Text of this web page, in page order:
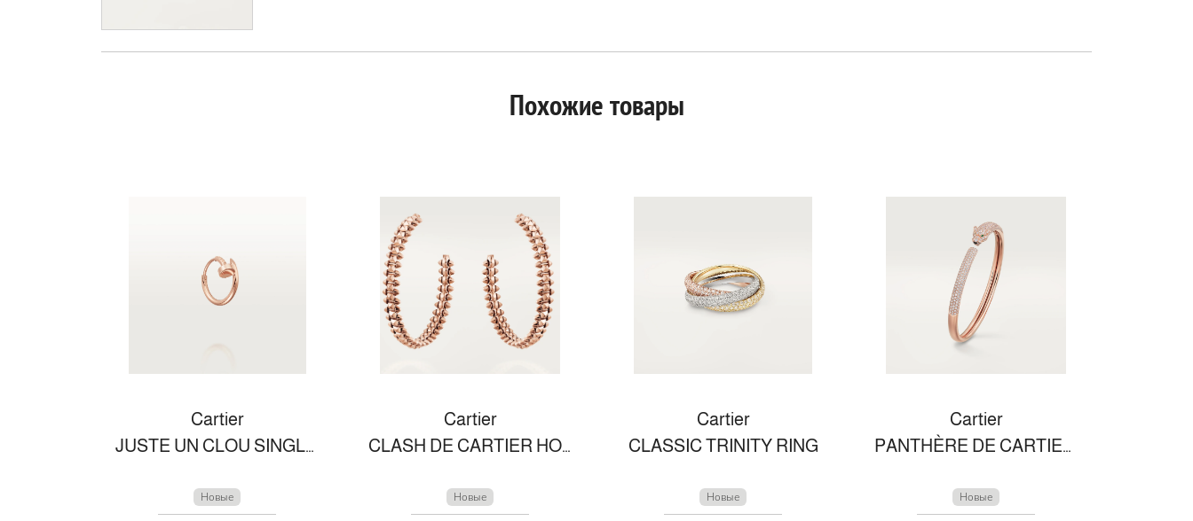
Похожие товары
Cartier
JUSTE UN CLOU SINGLE EARRING
Новые
Cartier
CLASH DE CARTIER HOOP EARRINGS SMALL MODEL
Новые
Cartier
CLASSIC TRINITY RING
Новые
Cartier
PANTHÈRE DE CARTIER BRACELET
Новые